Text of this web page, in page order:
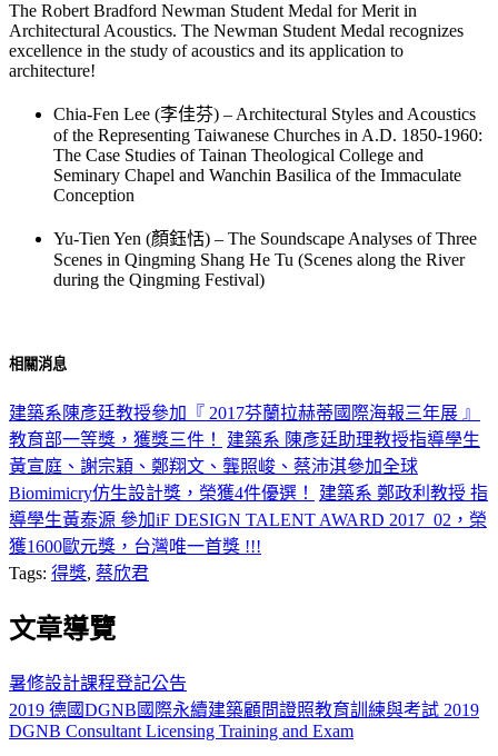
The Robert Bradford Newman Student Medal for Merit in
Architectural Acoustics. The Newman Student Medal recognizes
excellence in the study of acoustics and its application to
architecture!
Chia-Fen Lee (李佳芬) – Architectural Styles and Acoustics
of the Representing Taiwanese Churches in A.D. 1850-1960:
The Case Studies of Tainan Theological College and
Seminary Chapel and Wanchin Basilica of the Immaculate
Conception
Yu-Tien Yen (顏鈺恬) – The Soundscape Analyses of Three
Scenes in Qingming Shang He Tu (Scenes along the River
during the Qingming Festival)
相關消息
建築系陳彥廷教授參加『 2017芬蘭拉赫蒂國際海報三年展 』
教育部一等獎，獲獎三件！
建築系 陳彥廷助理教授指導學生
黃宣庭、謝宗穎、鄭翔文、龔照峻、蔡沛淇參加全球
Biomimicry仿生設計獎，榮獲4件優選！
建築系 鄭政利教授 指
導學生黃泰源 參加iF DESIGN TALENT AWARD 2017_02，榮
獲1600歐元獎，台灣唯一首獎 !!!
Tags: 得獎, 蔡欣君
文章導覽
暑修設計課程登記公告
2019 德國DGNB國際永續建築顧問證照教育訓練與考試 2019
DGNB Consultant Licensing Training and Exam